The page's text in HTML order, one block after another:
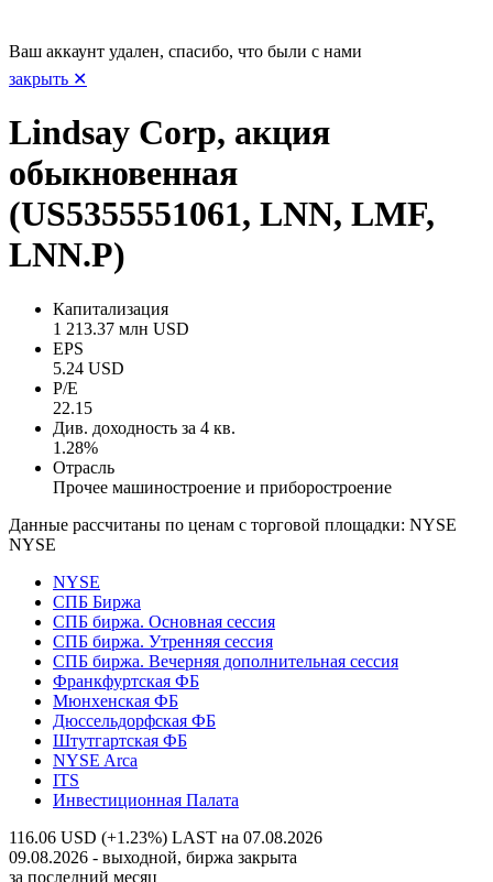
Ваш аккаунт удален, спасибо, что были с нами
закрыть ✕
Lindsay Corp, акция
обыкновенная
(US5355551061, LNN, LMF,
LNN.P)
Капитализация
1 213.37 млн USD
EPS
5.24 USD
P/E
22.15
Див. доходность за 4 кв.
1.28%
Отрасль
Прочее машиностроение и приборостроение
Данные рассчитаны по ценам с торговой площадки: NYSE
NYSE
NYSE
СПБ Биржа
СПБ биржа. Основная сессия
СПБ биржа. Утренняя сессия
СПБ биржа. Вечерняя дополнительная сессия
Франкфуртская ФБ
Мюнхенская ФБ
Дюссельдорфская ФБ
Штутгартская ФБ
NYSE Arca
ITS
Инвестиционная Палата
116.06 USD (+1.23%) LAST на 07.08.2026
09.08.2026 - выходной, биржа закрыта
за последний месяц